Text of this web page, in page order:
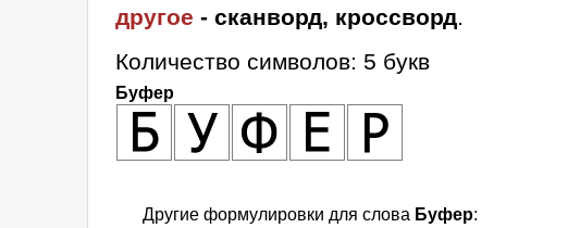
другое - сканворд, кроссворд.
Количество символов: 5 букв
Буфер
Другие формулировки для слова Буфер: